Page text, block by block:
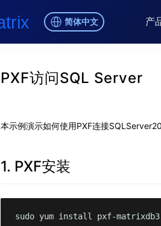
简体中文 产
PXF访问SQL Server
本示例演示如何使用PXF连接
1. PXF安装
sudo yum install pxf-